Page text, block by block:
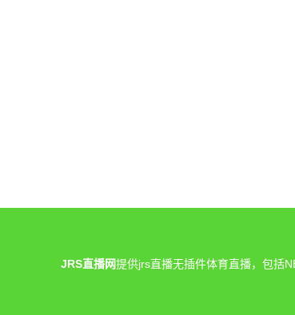
JRS直播网提供jrs直播无插件体育直播，包括